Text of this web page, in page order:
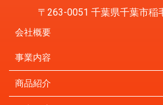
〒263-0051 千葉県千葉市稲
会社概要
事業内容
商品紹介